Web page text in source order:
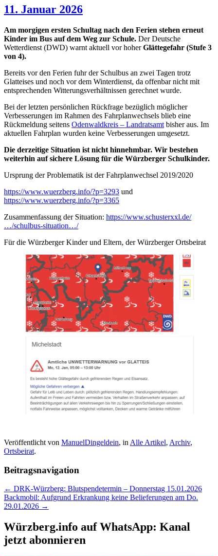
11. Januar 2026
Am morgigen ersten Schultag nach den Ferien stehen erneut
Kinder im Bus auf dem Weg zur Schule. Der Deutsche
Wetterdienst (DWD) warnt aktuell vor hoherGlättegefahr (Stufe 3
von 4).
Bereits vor den Ferien fuhr der Schulbus an zwei Tagen trotz
Glatteises und noch vor dem Winterdienst, da offenbar nicht mit
entsprechenden Witterungsverhältnissen gerechnet wurde.
Bei der letzten persönlichen Rückfrage bezüglich möglicher
Verbesserungen im Rahmen des Fahrplanwechsels blieb eine
Rückmeldung seitens Odenwaldkreis – Landratsamt bisher aus. Im
aktuellen Fahrplan wurden keine Verbesserungen umgesetzt.
Die derzeitige Situation ist nicht hinnehmbar. Wir bestehen
weiterhin auf sichere Lösung für die Würzberger Schulkinder.
Ursprung der Problematik ist der Fahrplanwechsel 2019/2020
https://www.wuerzberg.info/?p=3293 und
https://www.wuerzberg.info/?p=3365
Zusammenfassung der Situation: https://www.schusterxxl.de/
…/schulbus-situation…/
Für die Würzberger Kinder und Eltern, der Würzberger Ortsbeirat
Veröffentlicht von ManuelDingeldein, in Alle Artikel, Archiv,
Ortsbeirat.
Beitragsnavigation
← DRK-Würzberg: Blutspendetermin – Donnerstag 15.01.2026
Backmobil: Aufgrund Erkrankung keine Belieferungen am Do.
29.01.2026 →
Würzberg.info auf WhatsApp: Kanal
jetzt abonnieren